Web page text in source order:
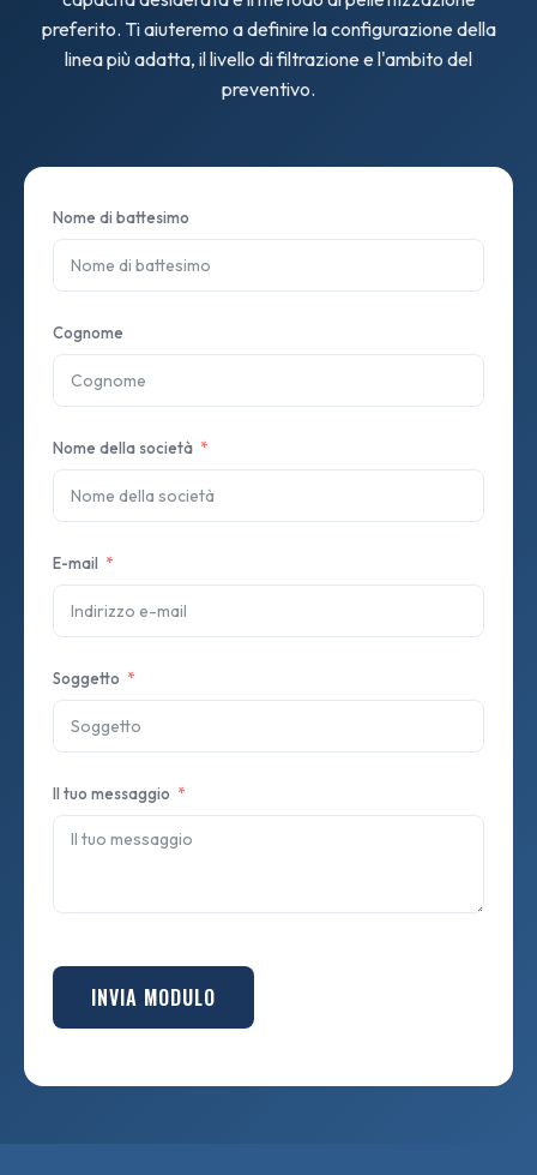
preferito. Ti aiuteremo a definire la configurazione della
linea più adatta, il livello di filtrazione e l'ambito del
preventivo.
Nome di battesimo
Cognome
Nome della società
E-mail
Soggetto
Il tuo messaggio
INVIA MODULO